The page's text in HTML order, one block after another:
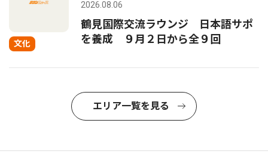
文化
2026.08.06
鶴見国際交流ラウンジ 日本語サポ
を養成 ９月２日から全９回
エリア一覧を見る